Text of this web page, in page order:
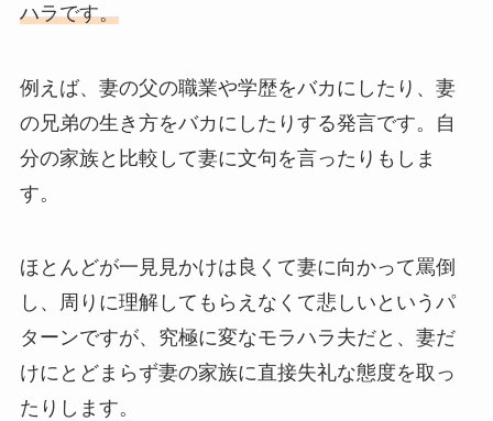
ハラです。
例えば、妻の父の職業や学歴をバカにしたり、妻
の兄弟の生き方をバカにしたりする発言です。自
分の家族と比較して妻に文句を言ったりもしま
す。
ほとんどが一見見かけは良くて妻に向かって罵倒
し、周りに理解してもらえなくて悲しいというパ
ターンですが、究極に変なモラハラ夫だと、妻だ
けにとどまらず妻の家族に直接失礼な態度を取っ
たりします。